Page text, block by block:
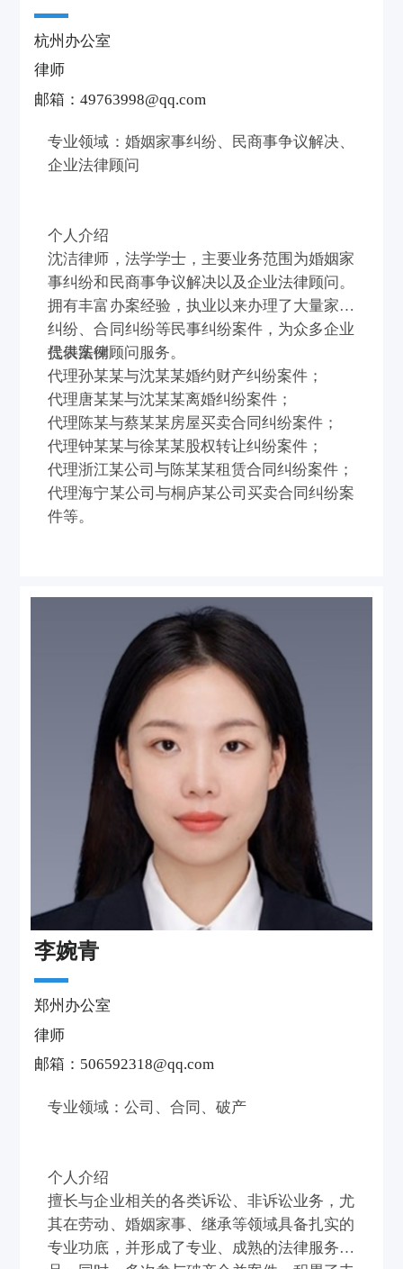
杭州办公室
律师
邮箱：49763998@qq.com
专业领域：婚姻家事纠纷、民商事争议解决、
企业法律顾问
个人介绍
沈洁律师，法学学士，主要业务范围为婚姻家
事纠纷和民商事争议解决以及企业法律顾问。
拥有丰富办案经验，执业以来办理了大量家事
纠纷、合同纠纷等民事纠纷案件，为众多企业
提供法律顾问服务。
代表案例
代理孙某某与沈某某婚约财产纠纷案件；
代理唐某某与沈某某离婚纠纷案件；
代理陈某与蔡某某房屋买卖合同纠纷案件；
代理钟某某与徐某某股权转让纠纷案件；
代理浙江某公司与陈某某租赁合同纠纷案件；
代理海宁某公司与桐庐某公司买卖合同纠纷案
件等。
李婉青
郑州办公室
律师
邮箱：506592318@qq.com
专业领域：公司、合同、破产
个人介绍
擅长与企业相关的各类诉讼、非诉讼业务，尤
其在劳动、婚姻家事、继承等领域具备扎实的
专业功底，并形成了专业、成熟的法律服务产